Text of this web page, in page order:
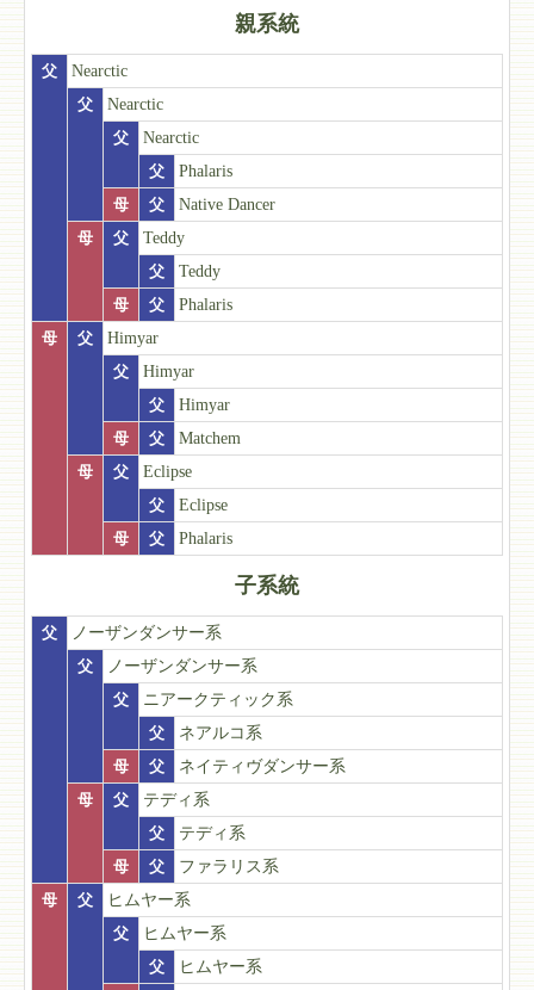
親系統
父
Nearctic
父
Nearctic
父
Nearctic
父
Phalaris
母
父
Native Dancer
母
父
Teddy
父
Teddy
母
父
Phalaris
母
父
Himyar
父
Himyar
父
Himyar
母
父
Matchem
母
父
Eclipse
父
Eclipse
母
父 Phalaris
子系統
父
ノーザンダンサー系
父
ノーザンダンサー系
父
ニアークティック系
父
ネアルコ系
母
父
ネイティヴダンサー系
母
父
テディ系
父
テディ系
母
父
ファラリス系
母
父
ヒムヤー系
父
ヒムヤー系
父
ヒムヤー系